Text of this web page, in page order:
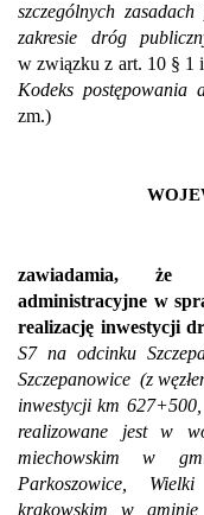
szczególnych
zakresie dróg
w związku z art. 10 § 1
Kodeks postępowania
zm.)
zawiadamia, że
administracyjne w
realizację inwestycji
S7 na odcinku
Szczepanowice (z
inwestycji km
realizowane jest w
miechowskim w
Parkoszowice,
krakowskim w gminie